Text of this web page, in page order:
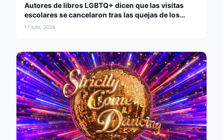
Autores de libros LGBTQ+ dicen que las visitas
escolares se cancelaron tras las quejas de los
padres
17 julio, 2026